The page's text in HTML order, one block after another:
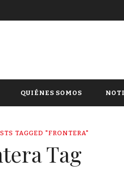
QUIÉNES SOMOS
TAGGED "FRONTERA"
Tag